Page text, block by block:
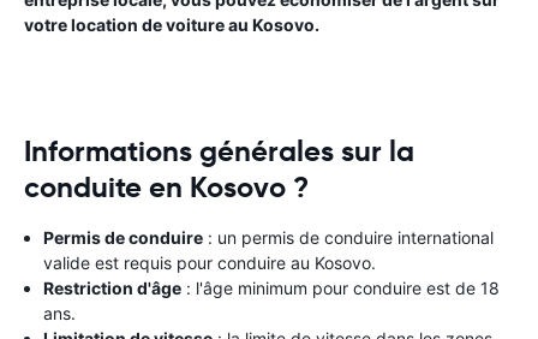
votre location de voiture au Kosovo.
Informations générales sur la
conduite en Kosovo ?
Permis de conduire : un permis de conduire international
valide est requis pour conduire au Kosovo.
Restriction d'âge : l'âge minimum pour conduire est de 18
ans.